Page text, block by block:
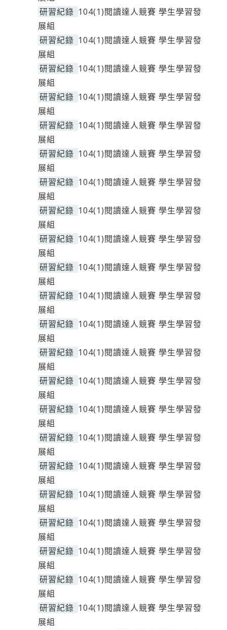
研習紀錄 104(1)閱讀達人競賽 學生學習發
展組
研習紀錄 104(1)閱讀達人競賽 學生學習發
展組
研習紀錄 104(1)閱讀達人競賽 學生學習發
展組
研習紀錄 104(1)閱讀達人競賽 學生學習發
展組
研習紀錄 104(1)閱讀達人競賽 學生學習發
展組
研習紀錄 104(1)閱讀達人競賽 學生學習發
展組
研習紀錄 104(1)閱讀達人競賽 學生學習發
展組
研習紀錄 104(1)閱讀達人競賽 學生學習發
展組
研習紀錄 104(1)閱讀達人競賽 學生學習發
展組
研習紀錄 104(1)閱讀達人競賽 學生學習發
展組
研習紀錄 104(1)閱讀達人競賽 學生學習發
展組
研習紀錄 104(1)閱讀達人競賽 學生學習發
展組
研習紀錄 104(1)閱讀達人競賽 學生學習發
展組
研習紀錄 104(1)閱讀達人競賽 學生學習發
展組
研習紀錄 104(1)閱讀達人競賽 學生學習發
展組
研習紀錄 104(1)閱讀達人競賽 學生學習發
展組
研習紀錄 104(1)閱讀達人競賽 學生學習發
展組
研習紀錄 104(1)閱讀達人競賽 學生學習發
展組
研習紀錄 104(1)閱讀達人競賽 學生學習發
展組
研習紀錄 104(1)閱讀達人競賽 學生學習發
展組
研習紀錄 104(1)閱讀達人競賽 學生學習發
展組
研習紀錄 104(1)閱讀達人競賽 學生學習發
展組